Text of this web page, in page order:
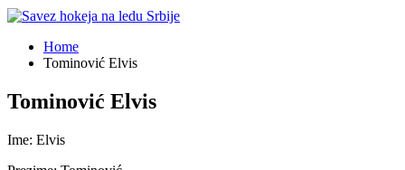
Home
Tominović Elvis
Tominović Elvis
Ime: Elvis